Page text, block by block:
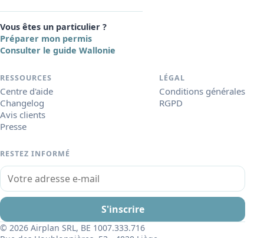
Vous êtes un particulier ?
Préparer mon permis
Consulter le guide Wallonie
RESSOURCES
Centre d'aide
Changelog
Avis clients
Presse
LÉGAL
Conditions générales
RGPD
RESTEZ INFORMÉ
Votre adresse e-mail
S'inscrire
© 2026 Airplan SRL, BE 1007.333.716